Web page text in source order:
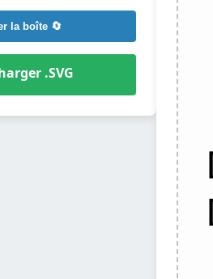
la boîte 🔄
.SVG